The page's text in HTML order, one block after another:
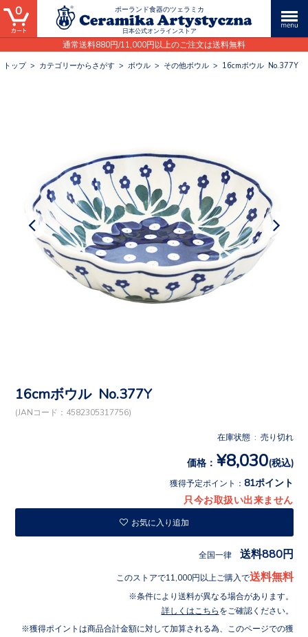
ポーランド食器のツェラミカ
日本公式オンラインストア
通常送料880円/11,000円以上のご注文は送料無料
0
トップ> カテゴリーからさがす > ボウル > その他ボウル > 16cmボウル No.377Y
16cmボウル No.377Y
(JANコード：4582305317756)
在庫状態 : 売り切れ
価格： ¥8,030(税込)
獲得予定ポイント： 81ポイント
只今お取扱い出来ません
お気に入り追加
全国一律 送料880円
このストアで11,000円以上ご購入で送料無料
条件により送料が異なる場合があります。
詳しくはこちら をご確認ください。
獲得ポイントは商品合計金額に対して加算される為、このページでの獲